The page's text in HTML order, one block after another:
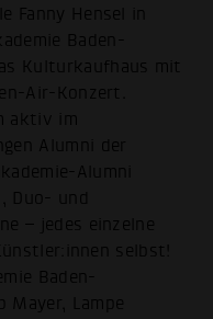
Fanny Hensel in
Baden-
Kulturkaufhaus mit
Air-Konzert.
aktiv im
Alumni der
Alumni
Duo- und
– jedes einzelne
selbst!
Baden-
Mayer, Lampe